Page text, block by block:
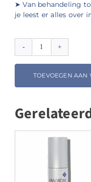
➤ Van behandeling
je leest er alles over
Youth
Vita-
aantal
TOEVOEGEN AAN